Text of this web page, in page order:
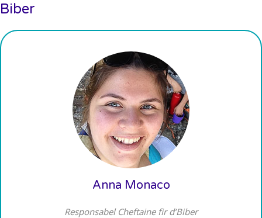
Biber
Anna Monaco
Responsabel Cheftaine fir d’Biber